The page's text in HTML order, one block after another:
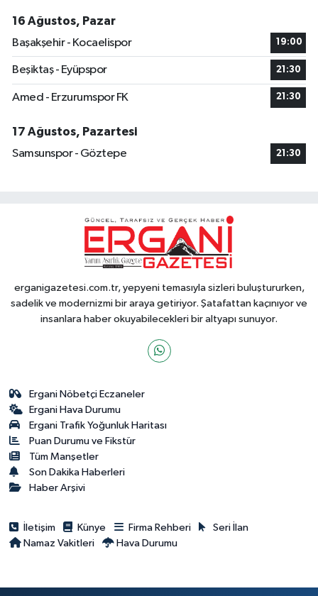
16 Ağustos, Pazar
Başakşehir - Kocaelispor
19:00
Beşiktaş - Eyüpspor 21:30
Amed - Erzurumspor FK 21:30
17 Ağustos, Pazartesi
Samsunspor - Göztepe
21:30
erganigazetesi.com.tr, yepyeni temasıyla sizleri buluştururken,
sadelik ve modernizmi bir araya getiriyor. Şatafattan kaçınıyor ve
insanlara haber okuyabilecekleri bir altyapı sunuyor.
Ergani Nöbetçi Eczaneler
Ergani Hava Durumu
Ergani Trafik Yoğunluk Haritası
Puan Durumu ve Fikstür
Tüm Manşetler
Son Dakika Haberleri
Haber Arşivi
İletişim Künye Firma Rehberi
Seri İlan
Namaz Vakitleri
Hava Durumu